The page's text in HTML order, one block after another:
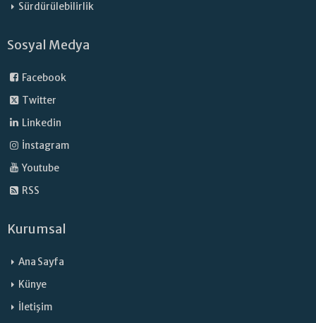
Sürdürülebilirlik
Sosyal Medya
Facebook
Twitter
Linkedin
İnstagram
Youtube
RSS
Kurumsal
Ana Sayfa
Künye
İletişim